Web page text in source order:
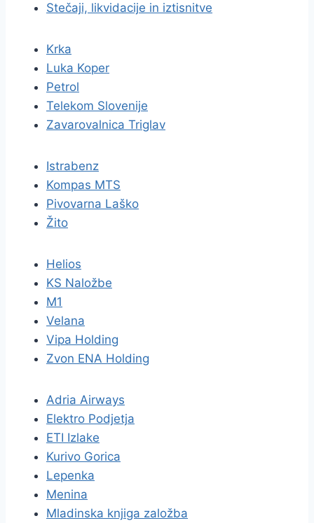
Stečaji, likvidacije in iztisnitve
Krka
Luka Koper
Petrol
Telekom Slovenije
Zavarovalnica Triglav
Istrabenz
Kompas MTS
Pivovarna Laško
Žito
Helios
KS Naložbe
M1
Velana
Vipa Holding
Zvon ENA Holding
Adria Airways
Elektro Podjetja
ETI Izlake
Kurivo Gorica
Lepenka
Menina
Mladinska knjiga založba